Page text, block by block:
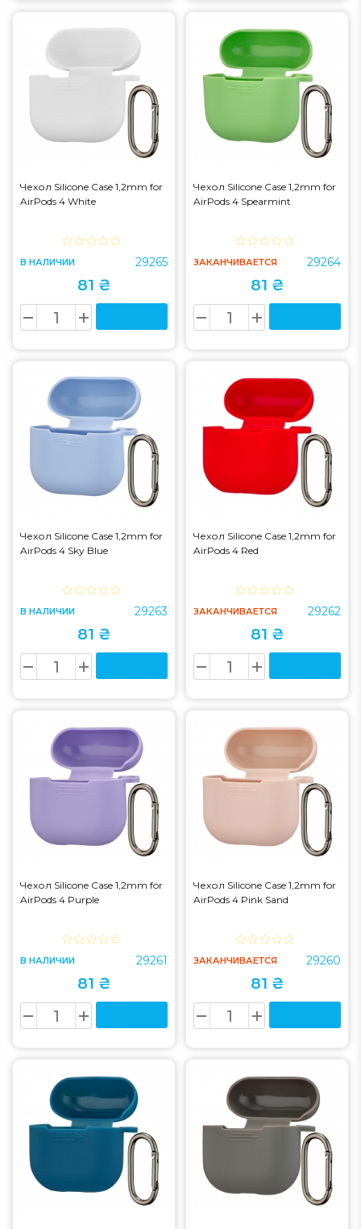
Чехол Silicone Case 1,2mm for
AirPods 4 White
В НАЛИЧИИ 29265
81 ₴
Чехол Silicone Case 1,2mm for
AirPods 4 Spearmint
ЗАКАНЧИВАЕТСЯ 29264
81 ₴
Чехол Silicone Case 1,2mm for
AirPods 4 Sky Blue
В НАЛИЧИИ 29263
81 ₴
Чехол Silicone Case 1,2mm for
AirPods 4 Red
ЗАКАНЧИВАЕТСЯ 29262
81 ₴
Чехол Silicone Case 1,2mm for
AirPods 4 Purple
В НАЛИЧИИ 29261
81 ₴
Чехол Silicone Case 1,2mm for
AirPods 4 Pink Sand
ЗАКАНЧИВАЕТСЯ 29260
81 ₴